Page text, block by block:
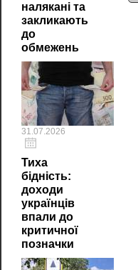
налякані та
закликають
до
обмежень
31.07.2026
Тиха
бідність:
доходи
українців
впали до
критичної
позначки